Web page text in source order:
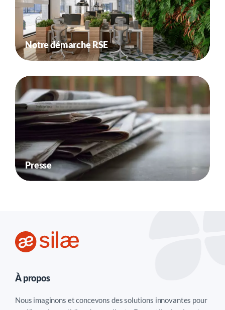
Notre démarche RSE
Presse
À propos
Nous imaginons et concevons des solutions innovantes pour